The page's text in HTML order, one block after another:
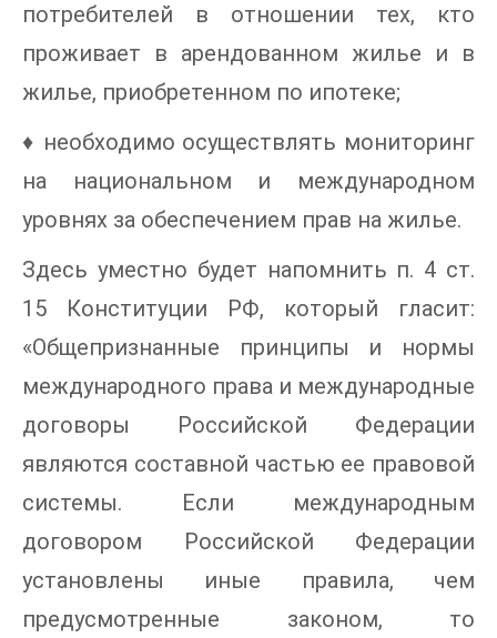
потребителей в отношении тех, кто
проживает в арендованном жилье и в
жилье, приобретенном по ипотеке;
♦ необходимо осуществлять мониторинг
на национальном и международном
уровнях за обеспечением прав на жилье.
Здесь уместно будет напомнить п. 4 ст.
15 Конституции РФ, который гласит:
«Общепризнанные принципы и нормы
международного права и международные
договоры Российской Федерации
являются составной частью ее правовой
системы. Если международным
договором Российской Федерации
установлены иные правила, чем
предусмотренные законом, то